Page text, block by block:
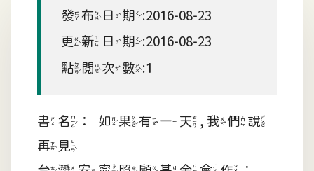
發布日期:2016-08-23
更新日期:2016-08-23
點閱次數:1
書名：如果有一天, 我們說
再見